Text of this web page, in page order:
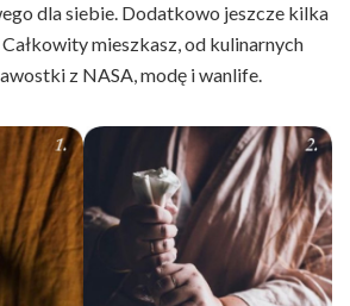
dla siebie. Dodatkowo jeszcze kilka
mieszkasz, od kulinarnych
z NASA, modę i wanlife.